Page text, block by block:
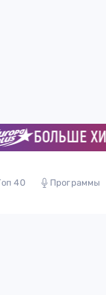
БОЛЬШЕ
40 Программы